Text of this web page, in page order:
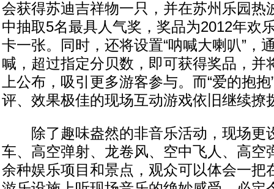
会获得苏迪吉祥物一只，并在苏州乐园热
中抽取5名最具人气奖，奖品为2012年欢
卡一张。同时，还将设置“呐喊大喇叭”，
喊，超过指定分贝数，即可获得奖品，并
上公布，吸引更多游客参与。而“爱的抱
评、效果极佳的现场互动游戏依旧继续撩
除了趣味盎然的非音乐活动，现场更
车、高空弹射、龙卷风、空中飞人、高空
余种娱乐项目和景点，观众可以体会一把